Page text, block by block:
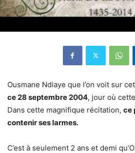
Ousmane Ndiaye que l’on voit sur
ce 28 septembre 2004, jour où
Dans cette magnifique récitation, ce
contenir ses larmes.
C’est à seulement 2 ans et demi